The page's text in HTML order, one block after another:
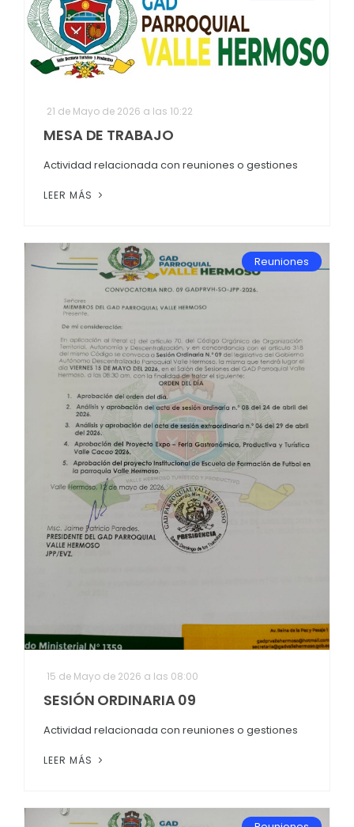
21 de Mayo de 2026 a las 10:22
MESA DE TRABAJO
Actividad relacionada con reuniones o gestiones
LEER MÁS
Reuniones
15 de Mayo de 2026 a las 08:00
SESIÓN ORDINARIA 09
Actividad relacionada con reuniones o gestiones
LEER MÁS